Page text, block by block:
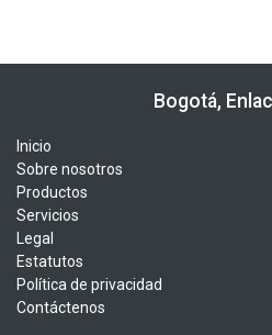
Bogotá,
Inicio
Sobre nosotros
Productos
Servicios
Legal
Estatutos
Política de privacidad
Contáctenos